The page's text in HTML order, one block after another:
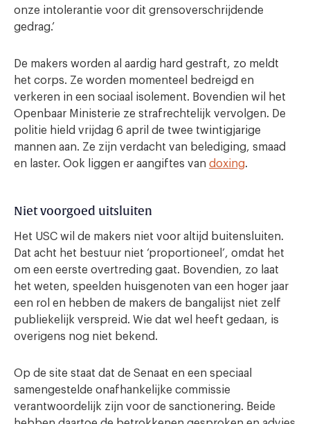
onze intolerantie voor dit grensoverschrijdende
gedrag.’
De makers worden al aardig hard gestraft, zo meldt
het corps. Ze worden momenteel bedreigd en
verkeren in een sociaal isolement. Bovendien wil het
Openbaar Ministerie ze strafrechtelijk vervolgen. De
politie hield vrijdag 6 april de twee twintigjarige
mannen aan. Ze zijn verdacht van belediging, smaad
en laster. Ook liggen er aangiftes van doxing.
Niet voorgoed uitsluiten
Het USC wil de makers niet voor altijd buitensluiten.
Dat acht het bestuur niet ‘proportioneel’, omdat het
om een eerste overtreding gaat. Bovendien, zo laat
het weten, speelden huisgenoten van een hoger jaar
een rol en hebben de makers de bangalijst niet zelf
publiekelijk verspreid. Wie dat wel heeft gedaan, is
overigens nog niet bekend.
Op de site staat dat de Senaat en een speciaal
samengestelde onafhankelijke commissie
verantwoordelijk zijn voor de sanctionering. Beide